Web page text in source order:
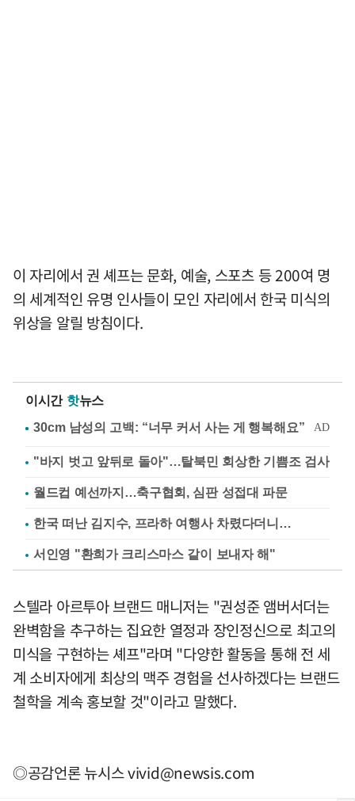
이 자리에서 권 셰프는 문화, 예술, 스포츠 등 200여 명
의 세계적인 유명 인사들이 모인 자리에서 한국 미식의
위상을 알릴 방침이다.
이시간 핫뉴스
"바지 벗고 앞뒤로 돌아"…탈북민 회상한 기쁨조 검사
월드컵 예선까지…축구협회, 심판 성접대 파문
한국 떠난 김지수, 프라하 여행사 차렸다더니…
서인영 "환희가 크리스마스 같이 보내자 해"
스텔라 아르투아 브랜드 매니저는 "권성준 앰버서더는
완벽함을 추구하는 집요한 열정과 장인정신으로 최고의
미식을 구현하는 셰프"라며 "다양한 활동을 통해 전 세
계 소비자에게 최상의 맥주 경험을 선사하겠다는 브랜드
철학을 계속 홍보할 것"이라고 말했다.
◎공감언론 뉴시스vivid@newsis.com